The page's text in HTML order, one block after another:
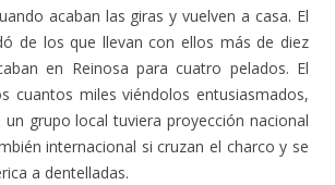
acaban las giras y vuelven a casa. El
de los que llevan con ellos más de diez
en Reinosa para cuatro pelados. El
cuantos miles viéndolos entusiasmados,
grupo local tuviera proyección nacional
internacional si cruzan el charco y se
a dentelladas.